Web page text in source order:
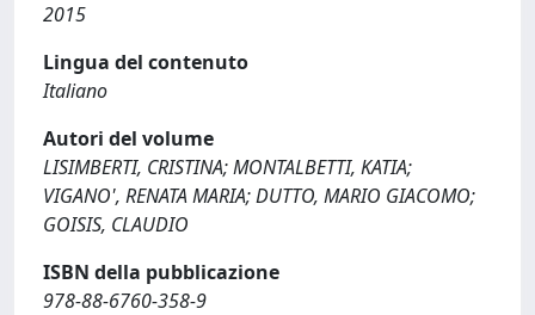
2015
Lingua del contenuto
Italiano
Autori del volume
LISIMBERTI, CRISTINA; MONTALBETTI, KATIA;
VIGANO', RENATA MARIA; DUTTO, MARIO GIACOMO;
GOISIS, CLAUDIO
ISBN della pubblicazione
978-88-6760-358-9